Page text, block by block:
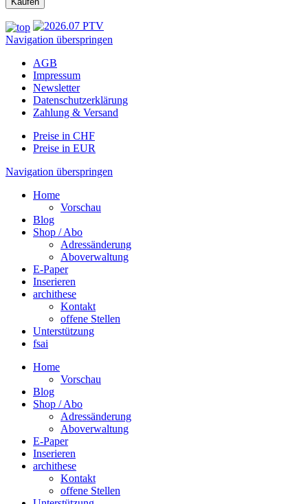
Navigation überspringen
AGB
Impressum
Newsletter
Datenschutzerklärung
Zahlung & Versand
Preise in CHF
Preise in EUR
Navigation überspringen
Home
Vorschau
Blog
Shop / Abo
Adressänderung
Aboverwaltung
E-Paper
Inserieren
archithese
Kontakt
offene Stellen
Unterstützung
fsai
Home
Vorschau
Blog
Shop / Abo
Adressänderung
Aboverwaltung
E-Paper
Inserieren
archithese
Kontakt
offene Stellen